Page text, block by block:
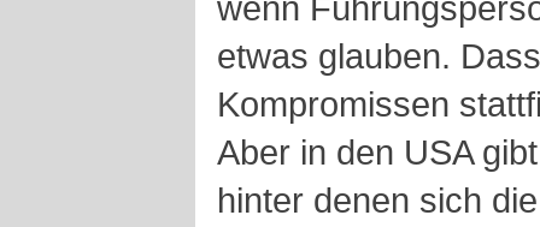
etwas glauben.
Kompromissen
Aber in den USA
hinter denen sich